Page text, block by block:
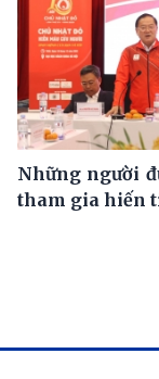
Những người
tham gia hiến